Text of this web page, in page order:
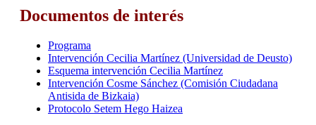
Documentos de interés
Programa
Intervención Cecilia Martínez (Universidad de Deusto)
Esquema intervención Cecilia Martínez
Intervención Cosme Sánchez (Comisión Ciudadana
Antisida de Bizkaia)
Protocolo Setem Hego Haizea